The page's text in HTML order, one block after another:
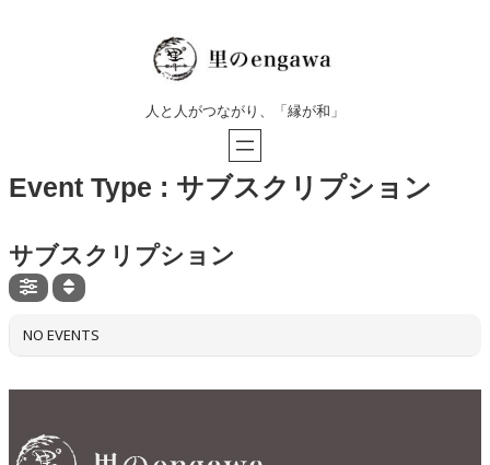
人と人がつながり、「縁が和」
Event Type : サブスクリプション
サブスクリプション
NO EVENTS